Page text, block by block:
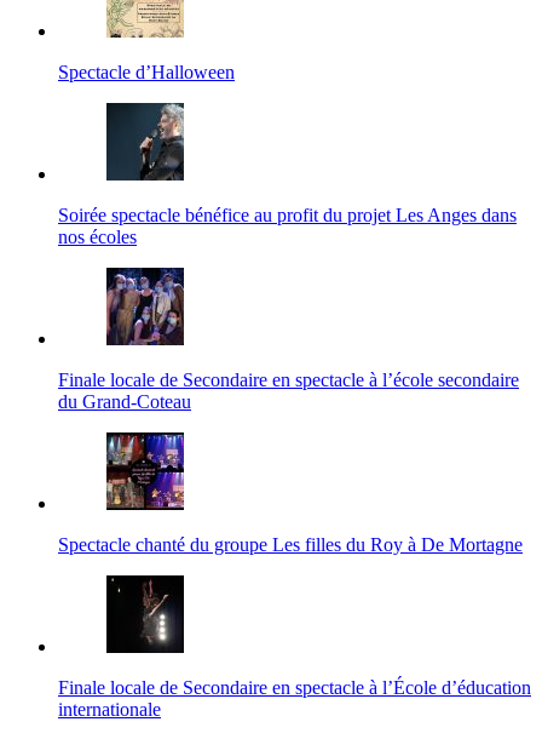
Spectacle d’Halloween
Soirée spectacle bénéfice au profit du projet Les Anges dans
nos écoles
Finale locale de Secondaire en spectacle à l’école secondaire
du Grand-Coteau
Spectacle chanté du groupe Les filles du Roy à De Mortagne
Finale locale de Secondaire en spectacle à l’École d’éducation
internationale